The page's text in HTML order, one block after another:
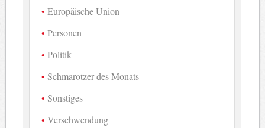
Europäische Union
Personen
Politik
Schmarotzer des Monats
Sonstiges
Verschwendung